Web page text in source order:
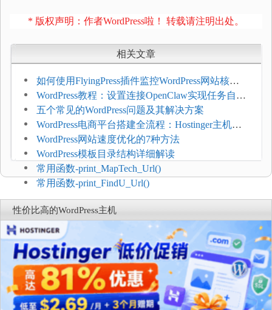
* 版权声明：作者WordPress啦！ 转载请注明出处。
相关文章
如何使用FlyingPress插件监控WordPress网站核心
网页指标（CWV）
WordPress教程：设置连接OpenClaw实现任务自动
化
五个常见的WordPress问题及其解决方案
WordPress电商平台搭建全流程：Hostinger主机一
键部署
WordPress网站速度优化的7种方法
WordPress模板目录结构详细解读
常用函数-print_MapTech_Url()
常用函数-print_FindU_Url()
性价比高的WordPress主机